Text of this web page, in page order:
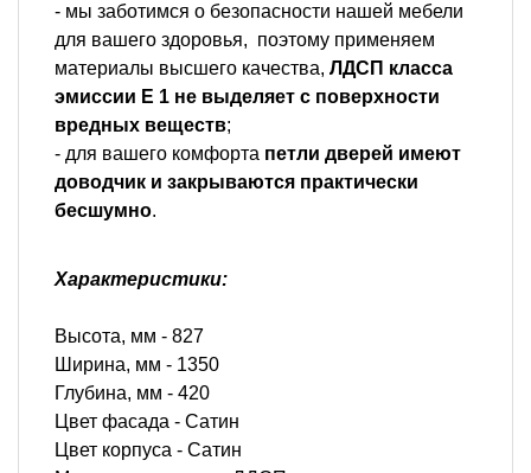
- мы заботимся о безопасности нашей мебели
для вашего здоровья, поэтому применяем
материалы высшего качества, ЛДСП класса
эмиссии Е 1 не выделяет с поверхности
вредных веществ;
- для вашего комфорта петли дверей имеют
доводчик и закрываются практически
бесшумно.
Характеристики:
Высота, мм - 827
Ширина, мм - 1350
Глубина, мм - 420
Цвет фасада - Сатин
Цвет корпуса - Сатин